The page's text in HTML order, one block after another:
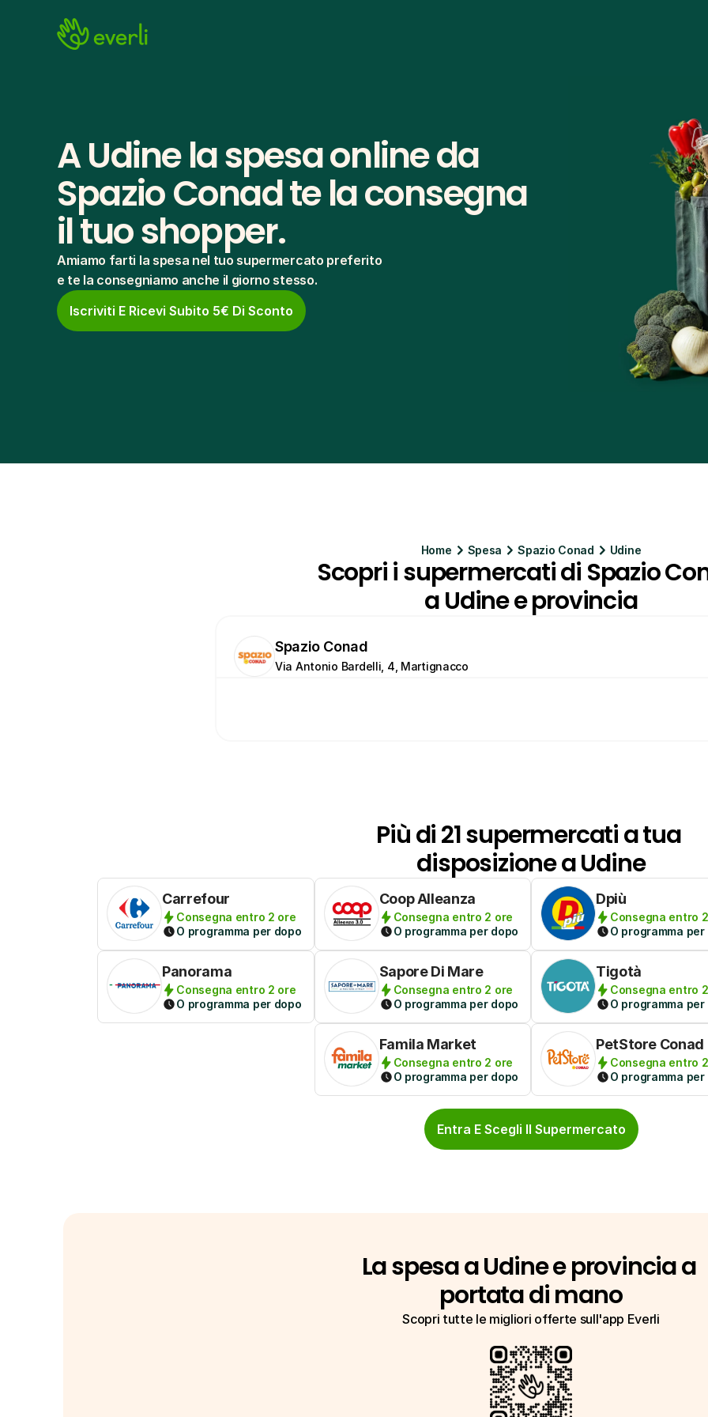
A Udine la spesa online da
Spazio Conad te la consegna
il tuo shopper.
Amiamo farti la spesa nel tuo supermercato preferito
e te la consegniamo anche il giorno stesso.
Iscriviti E Ricevi Subito 5€ Di Sconto
Home Spesa Spazio Conad Udine
Scopri i supermercati di Spazio
a Udine e provincia
Spazio Conad
Via Antonio Bardelli, 4, Martignacco
Più di 21 supermercati a tua
disposizione a Udine
Carrefour
Consegna entro 2 ore
O programma per dopo
Coop Alleanza
Consegna entro 2 ore
O programma per dopo
Dpiù
Consegna entro
O programma per
Panorama
Consegna entro 2 ore
O programma per dopo
Sapore Di Mare
Consegna entro 2 ore
O programma per dopo
Tigotà
Consegna entro
O programma per
Famila Market
Consegna entro 2 ore
O programma per dopo
PetStore Conad
Consegna entro
O programma per
Entra E Scegli Il Supermercato
La spesa a Udine e provincia a
portata di mano
Scopri tutte le migliori offerte sull'app Everli